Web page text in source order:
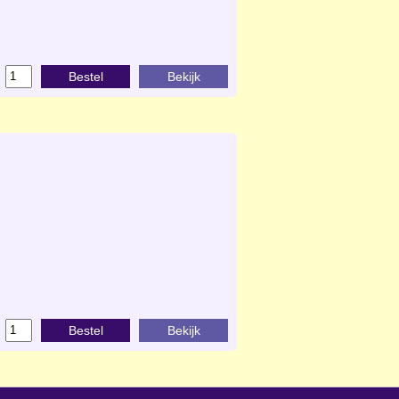
Bestel Bekijk
Bestel Bekijk